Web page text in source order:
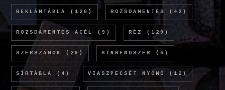
REKLÁMTÁBLA (120) ROZSDAMENTES (42)
ROZSDAMENTES ACÉL (9) RÉZ (129)
SZERSZÁMOK (29) SÍNRENDSZER (6)
SÍRTÁBLA (4) VIASZPECSÉT NYOMÓ (12)